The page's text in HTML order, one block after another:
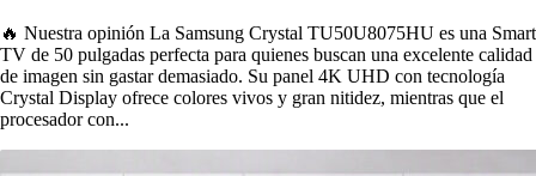
🔥 Nuestra opinión La Samsung Crystal TU50U8075HU es una Smart
TV de 50 pulgadas perfecta para quienes buscan una excelente calidad
de imagen sin gastar demasiado. Su panel 4K UHD con tecnología
Crystal Display ofrece colores vivos y gran nitidez, mientras que el
procesador con...